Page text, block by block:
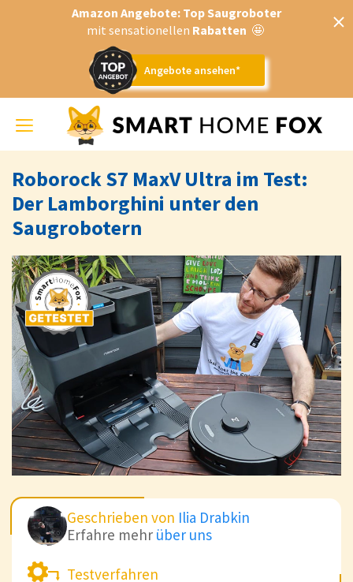
Amazon Angebote: Top Saugroboter
mit sensationellen Rabatten 🤩
Angebote ansehen*
Toggle
navigation
Roborock S7 MaxV Ultra im Test:
Der Lamborghini unter den
Saugrobotern
Geschrieben von Ilia Drabkin
Erfahre mehr über uns
Testverfahren